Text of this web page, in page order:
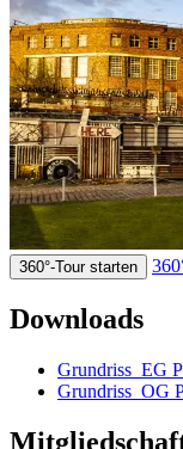
360°-Tour starten
Downloads
Grundriss_EG
Grundriss_OG